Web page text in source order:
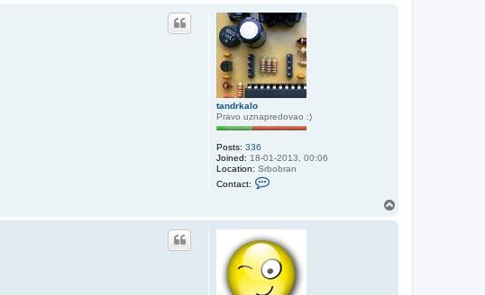
tandrkalo
Pravo uznapredovao :)
Posts: 336
Joined: 18-01-2013, 00:06
Location: Srbobran
Contact:
a
c
t
a
n
d